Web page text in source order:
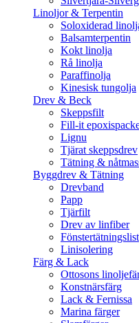
Linoljor & Terpentin
Soloxiderad
Balsamterpentin
Kokt linolja
Rå linolja
Paraffinolja
Kinesisk tungolja
Drev & Beck
Skeppsfilt
Fill-it
Lignu
Tjärat skeppsdrev
Tätning &
Byggdrev & Tätning
Drevband
Papp
Tjärfilt
Drev av linfiber
Fönstertätningslist
Linisolering
Färg & Lack
Ottosons
Konstnärsfärg
Lack & Fernissa
Marina färger